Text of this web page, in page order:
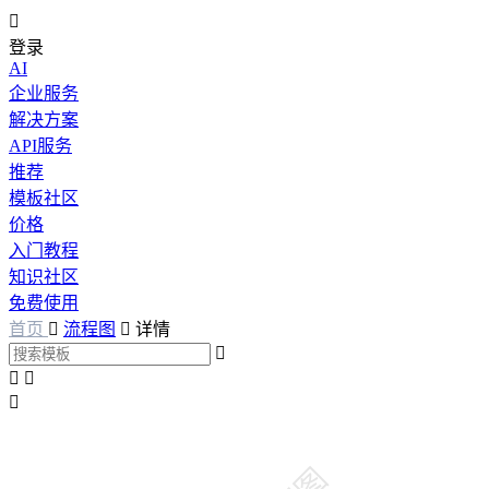

登录
AI
企业服务
解决方案
API服务
推荐
模板社区
价格
入门教程
知识社区
免费使用
首页  流程图  详情

 
